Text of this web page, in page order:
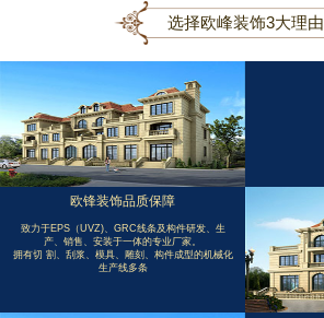
选择欧峰装饰3大理由
欧锋装饰品质保障
致力于EPS（UVZ)、GRC线条及构件研发、生
产、销售、安装于一体的专业厂家。
拥有切 割、刮浆、模具、雕刻、构件成型的机械化
生产线多条